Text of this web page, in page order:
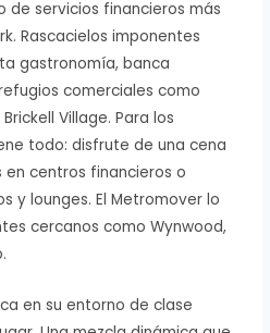
de servicios financieros más
Rascacielos imponentes
gastronomía, banca
comerciales como
Village. Para los
todo: disfrute de una cena
centros financieros o
y lounges. El Metromover lo
cercanos como Wynwood,
en su entorno de clase